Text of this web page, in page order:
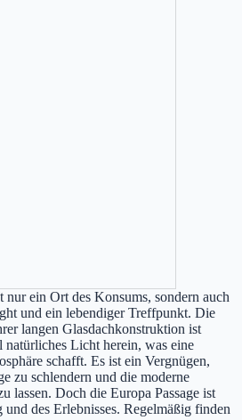
nur ein Ort des Konsums, sondern auch
und ein lebendiger Treffpunkt. Die
langen Glasdachkonstruktion ist
natürliches Licht herein, was eine
schafft. Es ist ein Vergnügen,
zu schlendern und die moderne
lassen. Doch die Europa Passage ist
des Erlebnisses. Regelmäßig finden